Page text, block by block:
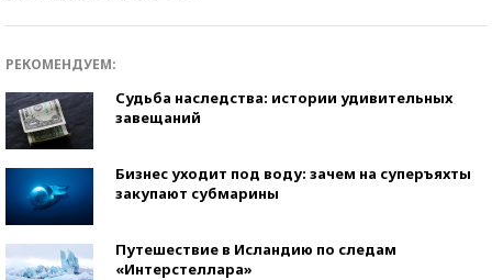
РЕКОМЕНДУЕМ:
Судьба наследства: истории удивительных
завещаний
Бизнес уходит под воду: зачем на суперъяхты
закупают субмарины
Путешествие в Исландию по следам
«Интерстеллара»